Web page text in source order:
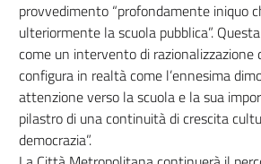
provvedimento “profondamente iniquo
ulteriormente la scuola pubblica”.
come un intervento di razionalizzazione
configura in realtà come l’ennesima
attenzione verso la scuola e la sua
pilastro di una continuità di crescita
democrazia”.